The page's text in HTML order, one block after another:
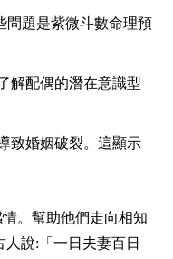
問題是紫微斗數命理預
解配偶的潛在意識型
致婚姻破裂。這顯示
。幫助他們走向相知
說:「一日夫妻百日